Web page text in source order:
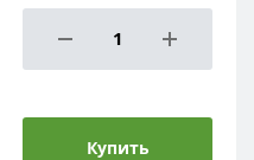
Купить